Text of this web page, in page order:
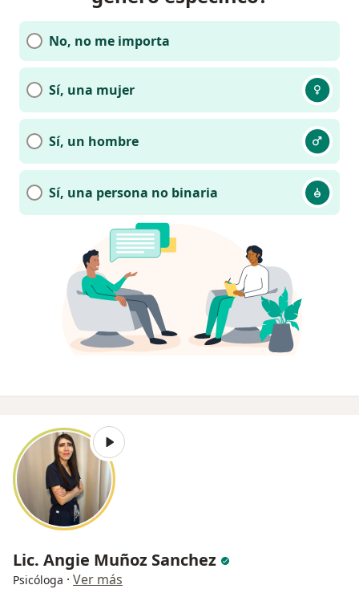
No, no me importa
Sí, una mujer
Sí, un hombre
Sí, una persona no binaria
Lic. Angie Muñoz Sanchez
Psicóloga · Ver más